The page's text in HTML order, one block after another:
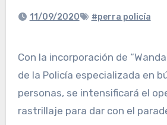
11/09/2020 #perra policía
Con la incorporación de “Wanda”, la única perra
de la Policía especializada en
personas, se intensificará el
rastrillaje para dar con el